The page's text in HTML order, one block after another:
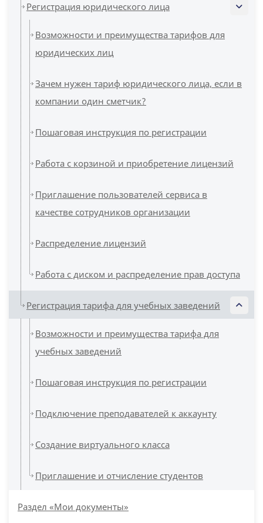
Регистрация юридического лица
Возможности и преимущества тарифов для
юридических лиц
Зачем нужен тариф юридического лица, если в
компании один сметчик?
Пошаговая инструкция по регистрации
Работа с корзиной и приобретение лицензий
Приглашение пользователей сервиса в
качестве сотрудников организации
Распределение лицензий
Работа с диском и распределение прав доступа
Регистрация тарифа для учебных заведений
Возможности и преимущества тарифа для
учебных заведений
Пошаговая инструкция по регистрации
Подключение преподавателей к аккаунту
Создание виртуального класса
Приглашение и отчисление студентов
Раздел «Мои документы»